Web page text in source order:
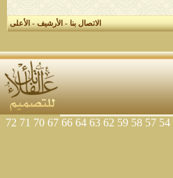
الاتصال بنا-الأرشيف-الأعلى
54
57
58
59
62
63
64
66
67
70
71
72